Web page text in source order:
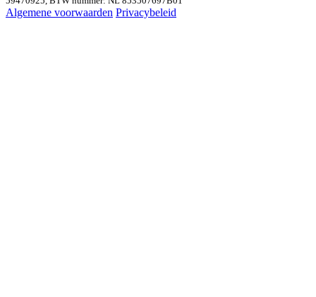
Algemene voorwaarden Privacybeleid